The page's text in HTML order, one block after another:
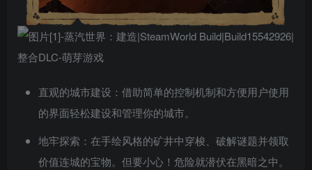
直观的城市建设：借助简单的控制机制和方便用户使用
的界面轻松建设和管理你的城市。
地牢探索：在手绘风格的矿井中穿梭、破解谜题并领取
价值连城的宝物。但要小心！危险就潜伏在黑暗之中。